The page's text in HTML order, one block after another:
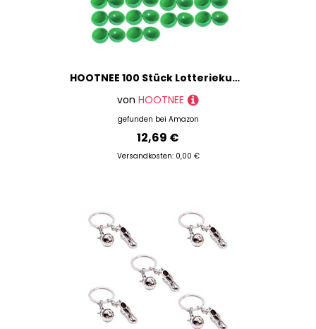
HOOTNEE 100 Stück Lotteriekugeln zum Öffnen aus Wiederverwendbarem PVC Praktische Spielbälle für Party Gewinnspiele und Freizeitaktivitäten Leicht und Handlich für Interaktive Events
von HOOTNEE
gefunden bei Amazon
12,69 €
Versandkosten: 0,00 €